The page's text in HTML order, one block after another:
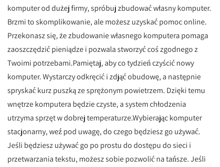
komputer od dużej firmy, spróbuj zbudować własny komputer.
Brzmi to skomplikowanie, ale możesz uzyskać pomoc online.
Przekonasz się, że zbudowanie własnego komputera pomaga
zaoszczędzić pieniądze i pozwala stworzyć coś zgodnego z
Twoimi potrzebami.Pamiętaj, aby co tydzień czyścić nowy
komputer. Wystarczy odkręcić i zdjąć obudowę, a następnie
spryskać kurz puszką ze sprężonym powietrzem. Dzięki temu
wnętrze komputera będzie czyste, a system chłodzenia
utrzyma sprzęt w dobrej temperaturze.Wybierając komputer
stacjonarny, weź pod uwagę, do czego będziesz go używać.
Jeśli będziesz używać go po prostu do dostępu do sieci i
przetwarzania tekstu, możesz sobie pozwolić na tańsze. Jeśli